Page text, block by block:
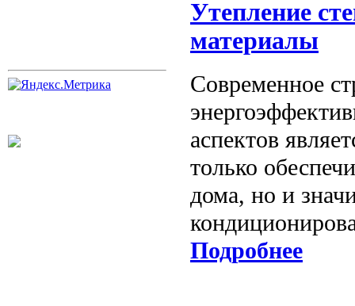
Утепление
материалы
Современное
аспектов
только
дома, но и
Подробнее